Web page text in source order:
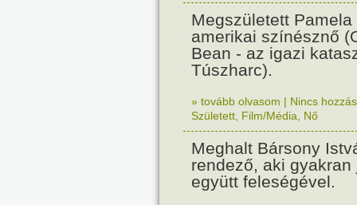
Megszületett Pamela
amerikai színésznő
Bean - az igazi
Túszharc).
» tovább olvasom | Nincs
Született Film/Média Nő
Meghalt Bársony
rendező, aki gyakran
együtt feleségével.